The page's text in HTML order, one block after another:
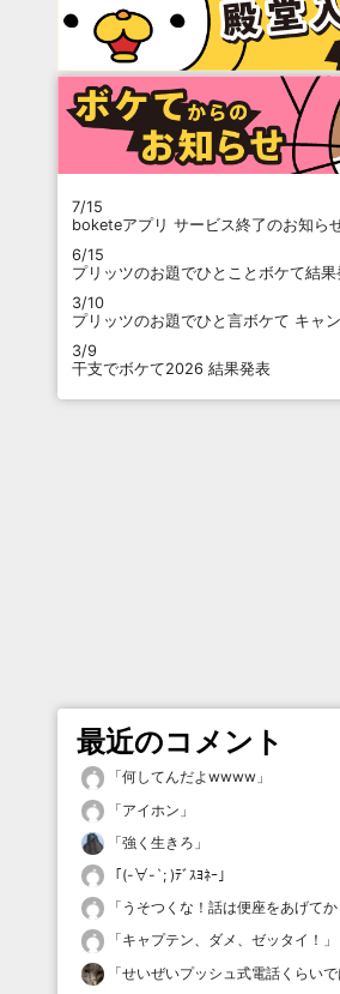
7/15
boketeアプリ サービス終了のお知ら
6/15
プリッツのお題でひとことボケて結果
3/10
プリッツのお題でひと言ボケて キャ
3/9
干支でボケて2026 結果発表
最近のコメント
「何してんだよwwww 」
「アイホン 」
「強く生きろ 」
「(-∀-`; )ﾃﾞｽﾖﾈｰ 」
「 うそつくな！話は便座をあげて
「キャプテン、ダメ、ゼッタイ！ 」
「せいぜいプッシュ式電話くらい